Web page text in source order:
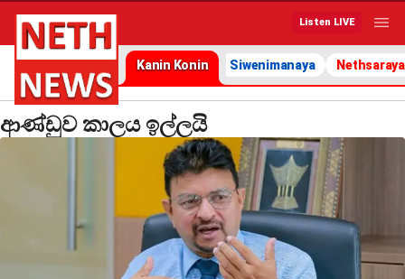
Listen LIVE
Kanin Konin Siwenimanaya Nethsaraya
ආණ්ඩුව කාලය ඉල්ලයි